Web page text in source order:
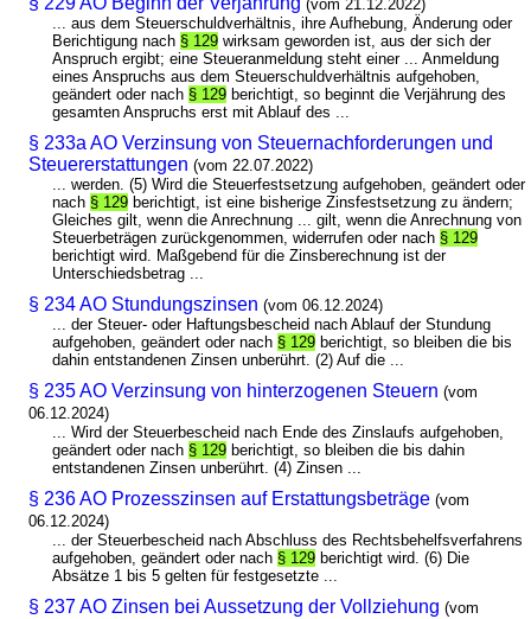
(vom 21.12.2022)
... aus dem Steuerschuldverhältnis, ihre Aufhebung, Änderung oder
Berichtigung nach § 129 wirksam geworden ist, aus der sich der
Anspruch ergibt; eine Steueranmeldung steht einer ... Anmeldung
eines Anspruchs aus dem Steuerschuldverhältnis aufgehoben,
geändert oder nach § 129 berichtigt, so beginnt die Verjährung des
gesamten Anspruchs erst mit Ablauf des ...
§ 233a AO Verzinsung von Steuernachforderungen und
Steuererstattungen (vom 22.07.2022)
... werden. (5) Wird die Steuerfestsetzung aufgehoben, geändert oder
nach § 129 berichtigt, ist eine bisherige Zinsfestsetzung zu ändern;
Gleiches gilt, wenn die Anrechnung ... gilt, wenn die Anrechnung von
Steuerbeträgen zurückgenommen, widerrufen oder nach § 129
berichtigt wird. Maßgebend für die Zinsberechnung ist der
Unterschiedsbetrag ...
§ 234 AO Stundungszinsen (vom 06.12.2024)
... der Steuer- oder Haftungsbescheid nach Ablauf der Stundung
aufgehoben, geändert oder nach § 129 berichtigt, so bleiben die bis
dahin entstandenen Zinsen unberührt. (2) Auf die ...
§ 235 AO Verzinsung von hinterzogenen Steuern (vom
06.12.2024)
... Wird der Steuerbescheid nach Ende des Zinslaufs aufgehoben,
geändert oder nach § 129 berichtigt, so bleiben die bis dahin
entstandenen Zinsen unberührt. (4) Zinsen ...
§ 236 AO Prozesszinsen auf Erstattungsbeträge (vom
06.12.2024)
... der Steuerbescheid nach Abschluss des Rechtsbehelfsverfahrens
aufgehoben, geändert oder nach § 129 berichtigt wird. (6) Die
Absätze 1 bis 5 gelten für festgesetzte ...
§ 237 AO Zinsen bei Aussetzung der Vollziehung (vom